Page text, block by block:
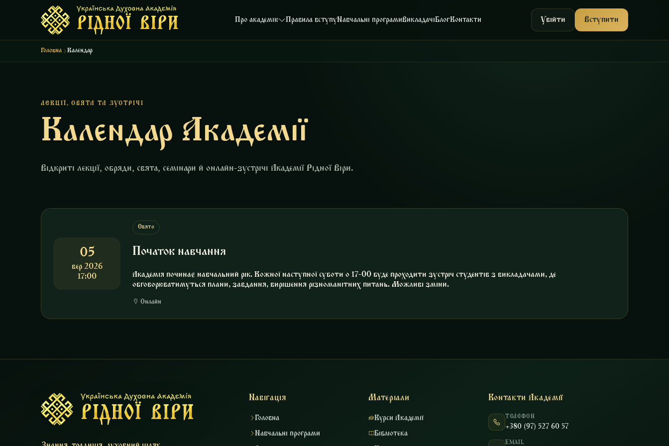
Про академію Правила вступуНавчальні програмиВикладачіБлогКонтакти Увійти Вступити
Головна Календар
ЛЕКЦІЇ, СВЯТА ТА ЗУСТРІЧІ
Календар Академії
Відкриті лекції, обряди, свята, семінари й онлайн-зустрічі Академії Рідної Віри.
05
вер 2026
17:00
Свято
Початок навчання
Академія починає навчальний рік. Кожної наступної суботи о 17-00 буде проходити зустріч студентів з викладачами, де
обговорюватимуться плани, завдання, вирішення різноманітних питань. Можливі зміни.
Онлайн
Навігація
Головна
Навчальні програми
Матеріали
Курси Академії
Бібліотека
Контакти Академії
ТЕЛЕФОН
+380 (97) 527 60 57
EMAIL